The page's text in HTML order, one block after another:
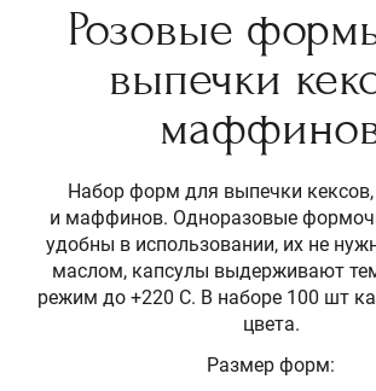
Розовые
выпечки
Набор форм для выпечки
и маффинов. Одноразовые
удобны в использовании, их не
маслом, капсулы выдерживают
режим до +220 С. В наборе 100 шт
цвета.
Размер форм: